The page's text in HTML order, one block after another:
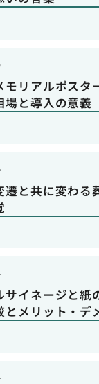
モリアルポスタ
場と導入の意義
遷と共に変わる
サイネージと紙
とメリット・デ